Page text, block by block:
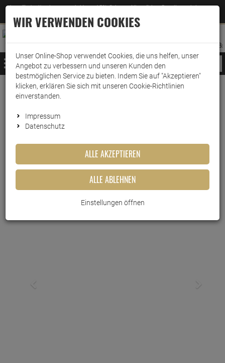
Jetzt für den Newsletter entscheiden und 5% Rabatt auf Ihre nächste Bestellung erhalten
–Zum Newsletter
ANMELDEN
AUFKLAPPEN
MERKZETTEL
WARENKORB:
MENÜ
Weiter einkaufen www.wark24.de Drogerie
Wäschepflege
Vollwaschmittel
burti Compact Feinwaschmittel
1,3 kilo
Artikel-Nummer:10015790
WIR VERWENDEN COOKIES
Unser Online-Shop verwendet Cookies, die uns helfen, unser
Angebot zu verbessern und unseren Kunden den
bestmöglichen Service zu bieten. Indem Sie auf "Akzeptieren"
klicken, erklären Sie sich mit unseren Cookie-Richtlinien
einverstanden.
Impressum
Datenschutz
ALLE AKZEPTIEREN
ALLE ABLEHNEN
Einstellungen öffnen